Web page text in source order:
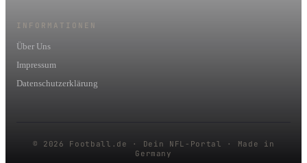
INFORMATIONEN
Über Uns
Impressum
Datenschutzerklärung
© 2026 Football.de · Dein NFL-Portal · Made in
Germany